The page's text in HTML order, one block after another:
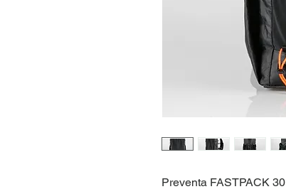
Preventa FASTPACK 30